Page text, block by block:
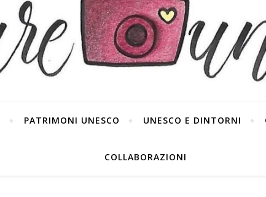
PATRIMONI UNESCO UNESCO E DINTORNI
COLLABORAZIONI